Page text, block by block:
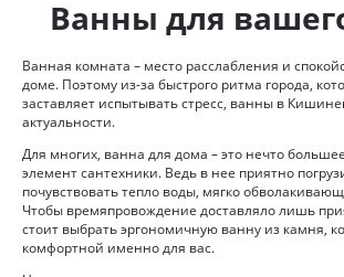
Ванны для
Ванная комната – место расслабления и
доме. Поэтому из-за быстрого ритма города,
заставляет испытывать стресс, ванны в
актуальности.
Для многих, ванна для дома – это нечто
элемент сантехники. Ведь в нее приятно
почувствовать тепло воды, мягко
Чтобы времяпровождение доставляло лишь
стоит выбрать эргономичную ванну из камня,
комфортной именно для вас.